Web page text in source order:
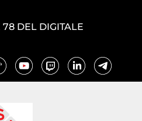
DEL DIGITALE